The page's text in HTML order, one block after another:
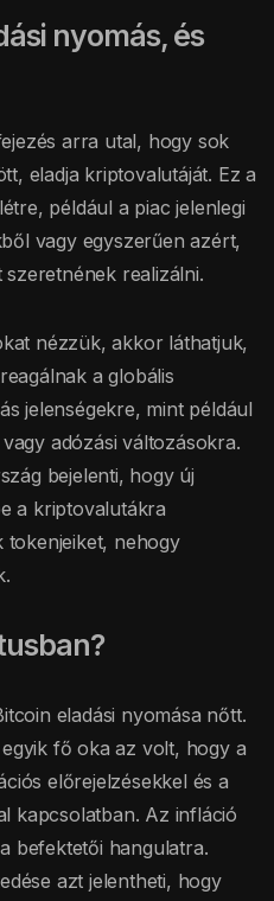
nyomás, és
arra utal, hogy sok
eladja kriptovalutáját. Ez a
például a piac jelenlegi
vagy egyszerűen azért,
realizálni.
nézzük, akkor láthatjuk,
a globális
jelenségekre, mint például
adózási változásokra.
bejelenti, hogy új
a kriptovalutákra
tokenjeiket, nehogy
eladási nyomása nőtt.
fő oka az volt, hogy a
előrejelzésekkel és a
kapcsolatban. Az infláció
befektetői hangulatra.
azt jelentheti, hogy